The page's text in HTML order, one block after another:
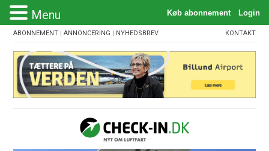
ABONNEMENT |ANNONCERING | NYHEDSBREV KONTAKT
Menu